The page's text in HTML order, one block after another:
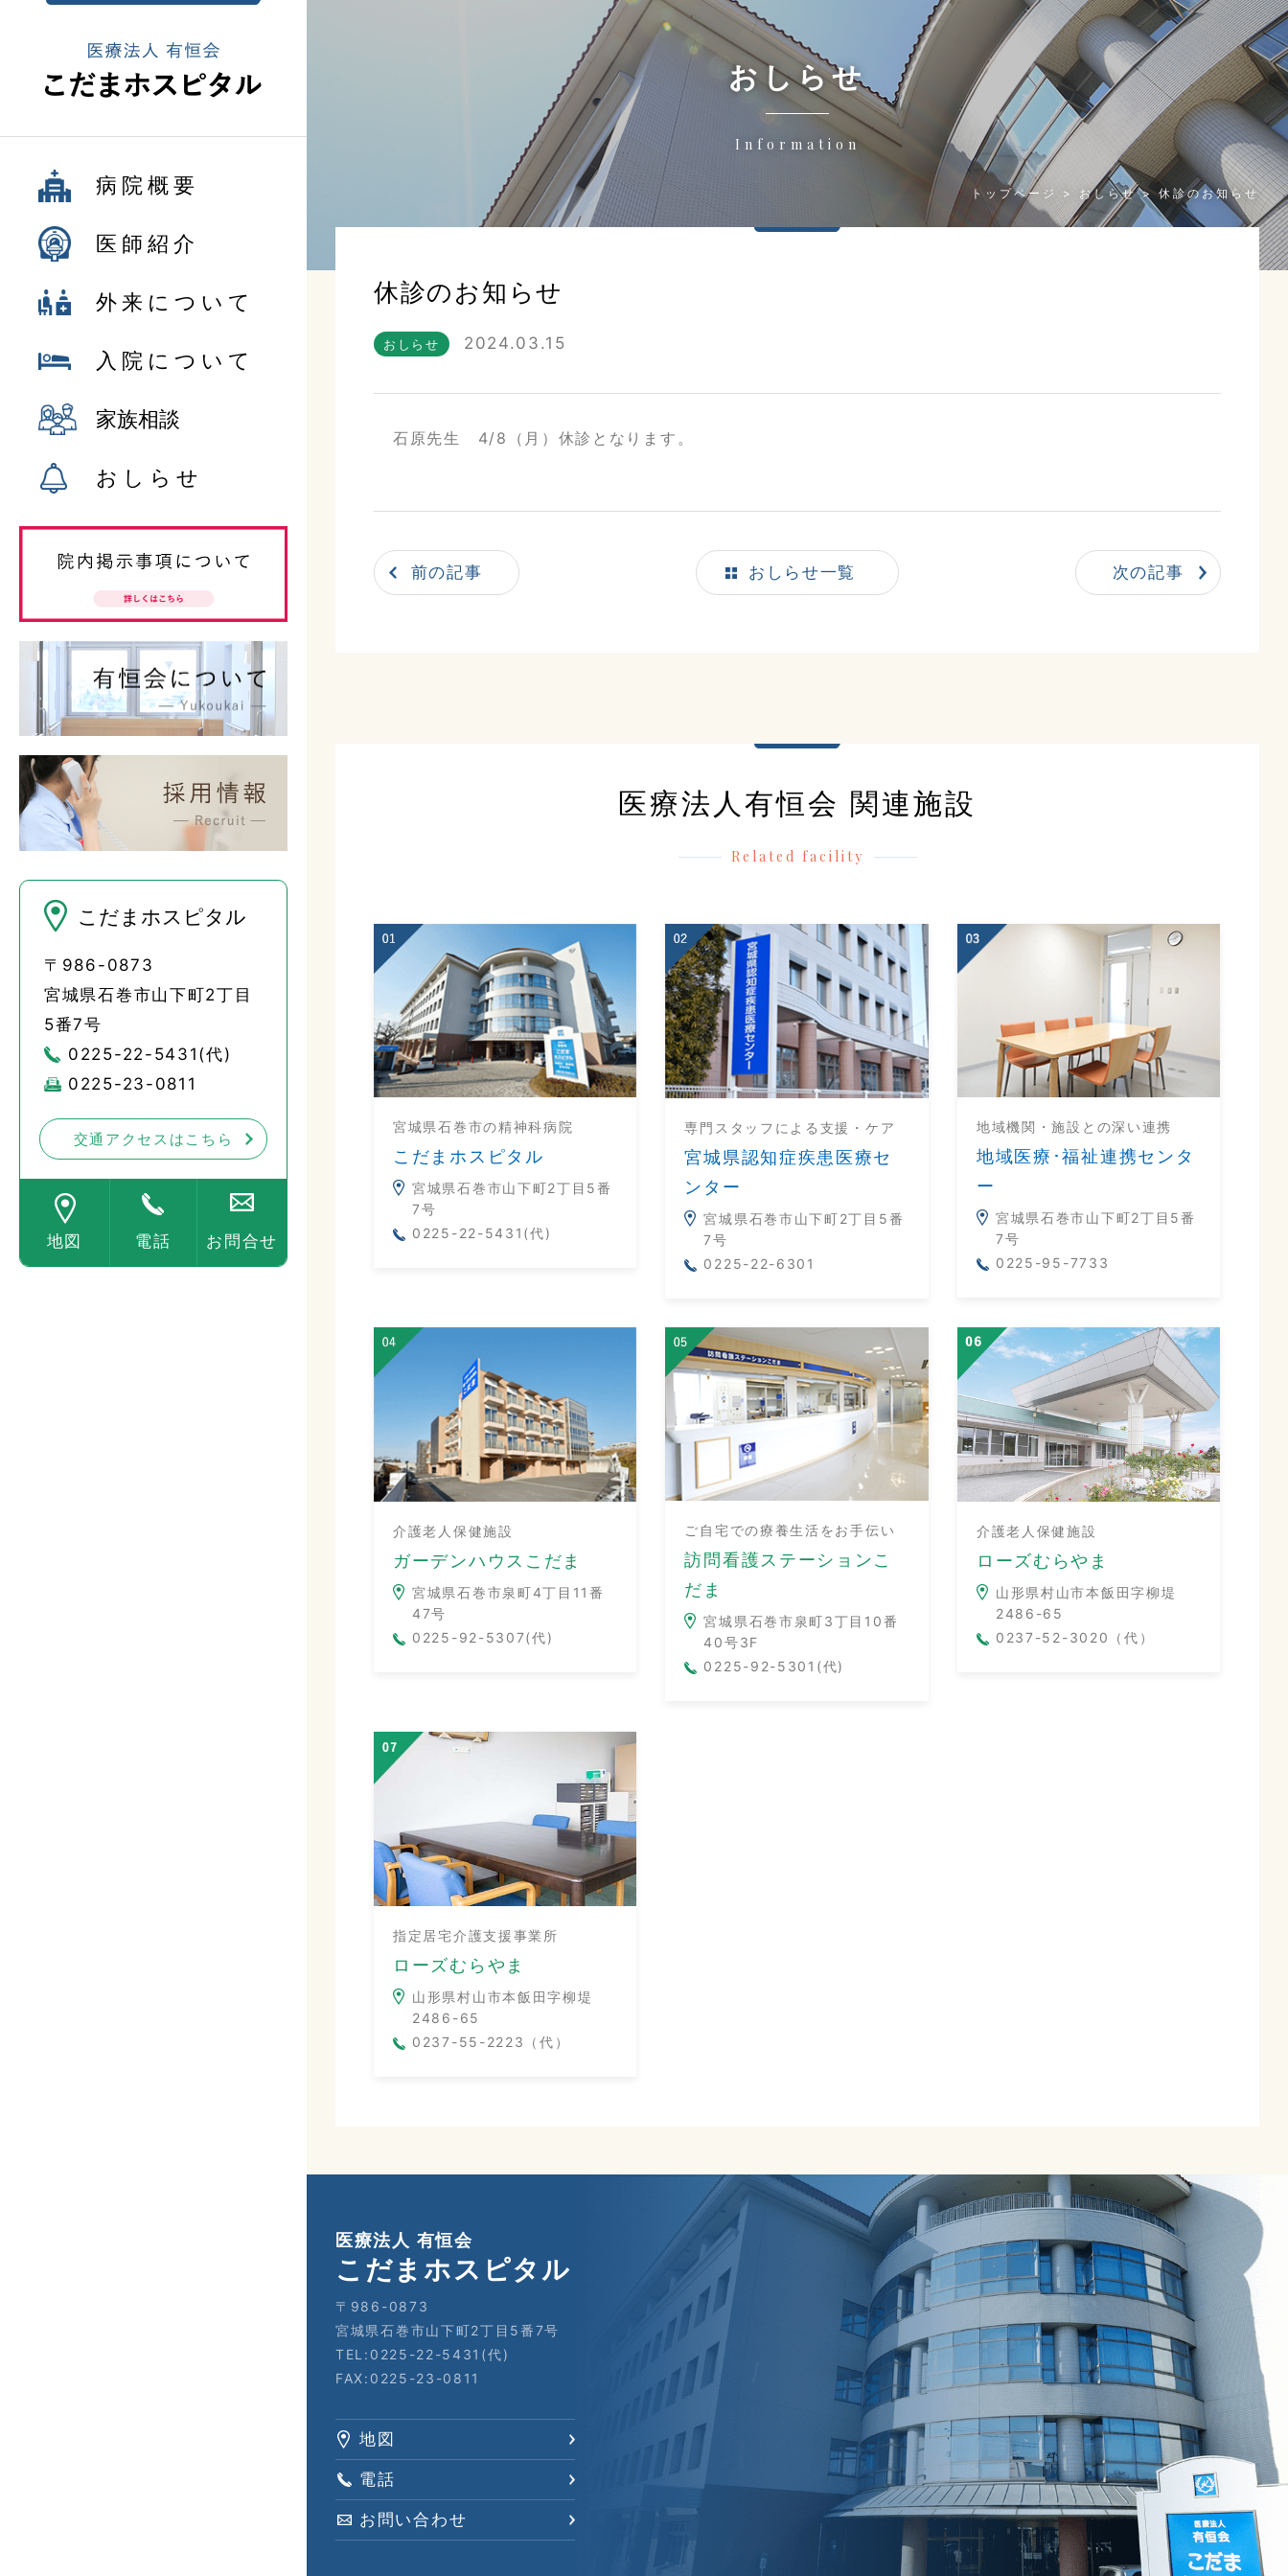
病院概要
医師紹介
外来について
入院について
家族相談
おしらせ
こだまホスピタル
〒986-0873
宮城県石巻市山下町2丁目
5番7号
0225-22-5431(代)
0225-23-0811
交通アクセスはこちら
地図 電話 お問合せ
おしらせ
Information
トップページ おしらせ 休診のお知らせ
休診のお知らせ
おしらせ 2024.03.15
石原先生 4/8（月）休診となります。
前の記事 おしらせ一覧 次の記事
医療法人有恒会 関連施設
Related facility
宮城県石巻市の精神科病院
こだまホスピタル
宮城県石巻市山下町2丁目5番
7号
0225-22-5431(代)
専門スタッフによる支援・ケア
宮城県認知症疾患医療セ
ンター
宮城県石巻市山下町2丁目5番
7号
0225-22-6301
地域機関・施設との深い連携
地域医療･福祉連携センタ
ー
宮城県石巻市山下町2丁目5番
7号
0225-95-7733
介護老人保健施設
ガーデンハウスこだま
宮城県石巻市泉町4丁目11番
47号
0225-92-5307(代)
ご自宅での療養生活をお手伝い
訪問看護ステーションこ
だま
宮城県石巻市泉町3丁目10番
40号3F
0225-92-5301(代)
介護老人保健施設
ローズむらやま
山形県村山市本飯田字柳堤
2486-65
0237-52-3020（代）
指定居宅介護支援事業所
ローズむらやま
山形県村山市本飯田字柳堤
2486-65
0237-55-2223（代）
医療法人 有恒会
こだまホスピタル
〒986-0873
宮城県石巻市山下町2丁目5番7号
TEL:0225-22-5431(代)
FAX:0225-23-0811
地図
電話
お問い合わせ